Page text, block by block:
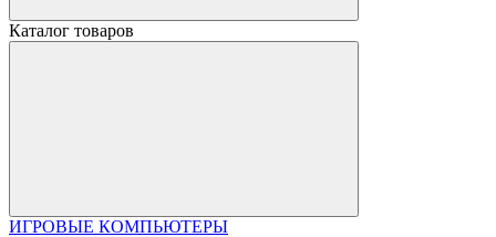
Каталог товаров
ИГРОВЫЕ КОМПЬЮТЕРЫ